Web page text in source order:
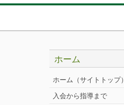
ホーム
ホーム（サイトトップ）
入会から指導まで